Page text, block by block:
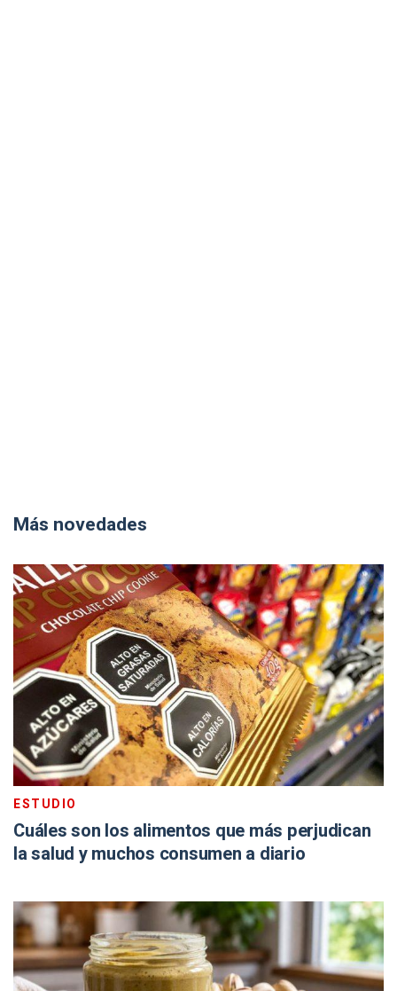
Más novedades
ESTUDIO
Cuáles son los alimentos que más perjudican
la salud y muchos consumen a diario